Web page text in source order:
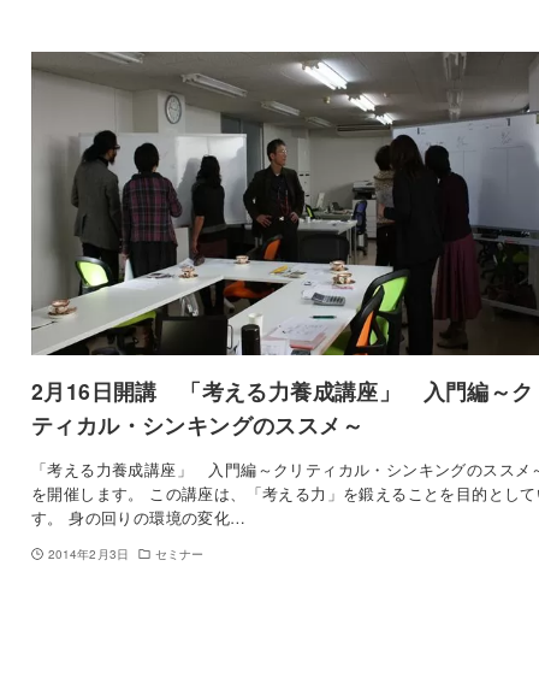
2月16日開講 「考える力養成講座」 入門編～ク
ティカル・シンキングのススメ～
「考える力養成講座」 入門編～クリティカル・シンキングのスス
を開催します。 この講座は、「考える力」を鍛えることを目的とし
す。 身の回りの環境の変化…
2014年2月3日 セミナー